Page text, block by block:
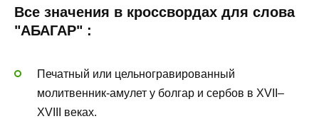
Все значения в кроссвордах для слова
"АБАГАР" :
Печатный или цельногравированный
молитвенник-амулет у болгар и сербов в XVII–
XVIII веках.